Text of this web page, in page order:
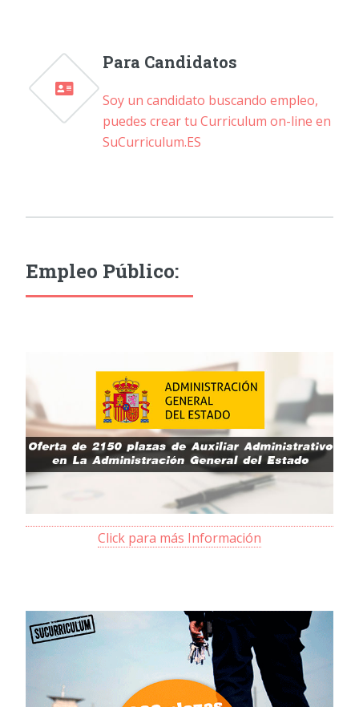
Para Candidatos
Soy un candidato buscando empleo,
puedes crear tu Curriculum on-line en
SuCurriculum.ES
Empleo Público:
Click para más Información